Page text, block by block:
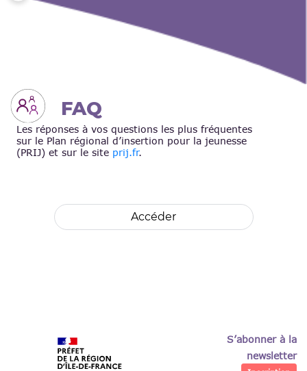
FAQ
Les réponses à vos questions les plus fréquentes
sur le Plan régional d’insertion pour la jeunesse
(PRIJ) et sur le site prij.fr.
Accéder
S’abonner à la
newsletter